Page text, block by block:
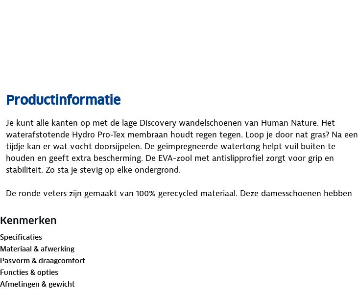
Productinformatie
Je kunt alle kanten op met de lage Discovery wandelschoenen van Human Nature. Het
waterafstotende Hydro Pro-Tex membraan houdt regen tegen. Loop je door nat gras? Na een
tijdje kan er wat vocht doorsijpelen. De geïmpregneerde watertong helpt vuil buiten te
houden en geeft extra bescherming. De EVA-zool met antislipprofiel zorgt voor grip en
stabiliteit. Zo sta je stevig op elke ondergrond.
De ronde veters zijn gemaakt van 100% gerecycled materiaal. Deze damesschoenen hebben
gemaakt van gerecycled rubber en schuim, bevorderen een natuurlijke afwikkeling van je
Waar laat jij je sporen achter?
Ontdekhierstap voor stap hoe je de beste wandelschoenen kiest voor jouw avontuur.
Verleng de levensduur van je schoenen met goed
vervanging toe? Lever ze in bij onze winkels. Wij geven ze een nieuwe bestemming.
Kenmerken
Specificaties
Materiaal & afwerking
Pasvorm & draagcomfort
Functies & opties
Afmetingen & gewicht